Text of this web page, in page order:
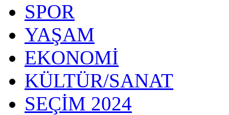
SPOR
YAŞAM
EKONOMİ
KÜLTÜR/SANAT
SEÇİM 2024